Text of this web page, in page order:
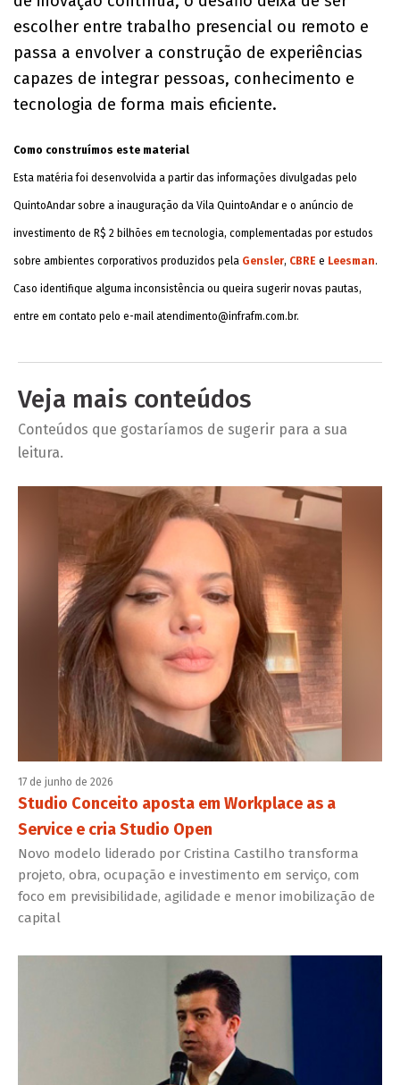
escolher entre trabalho presencial ou remoto e
passa a envolver a construção de experiências
capazes de integrar pessoas, conhecimento e
tecnologia de forma mais eficiente.
Como construímos este material
Esta matéria foi desenvolvida a partir das informações divulgadas pelo
QuintoAndar sobre a inauguração da Vila QuintoAndar e o anúncio de
investimento de R$ 2 bilhões em tecnologia, complementadas por estudos
sobre ambientes corporativos produzidos pela Gensler, CBRE e Leesman.
Caso identifique alguma inconsistência ou queira sugerir novas pautas,
entre em contato pelo e-mail atendimento@infrafm.com.br.
Veja mais conteúdos
Conteúdos que gostaríamos de sugerir para a sua
leitura.
17 de junho de 2026
Studio Conceito aposta em Workplace as a
Service e cria Studio Open
Novo modelo liderado por Cristina Castilho transforma
projeto, obra, ocupação e investimento em serviço, com
foco em previsibilidade, agilidade e menor imobilização de
capital